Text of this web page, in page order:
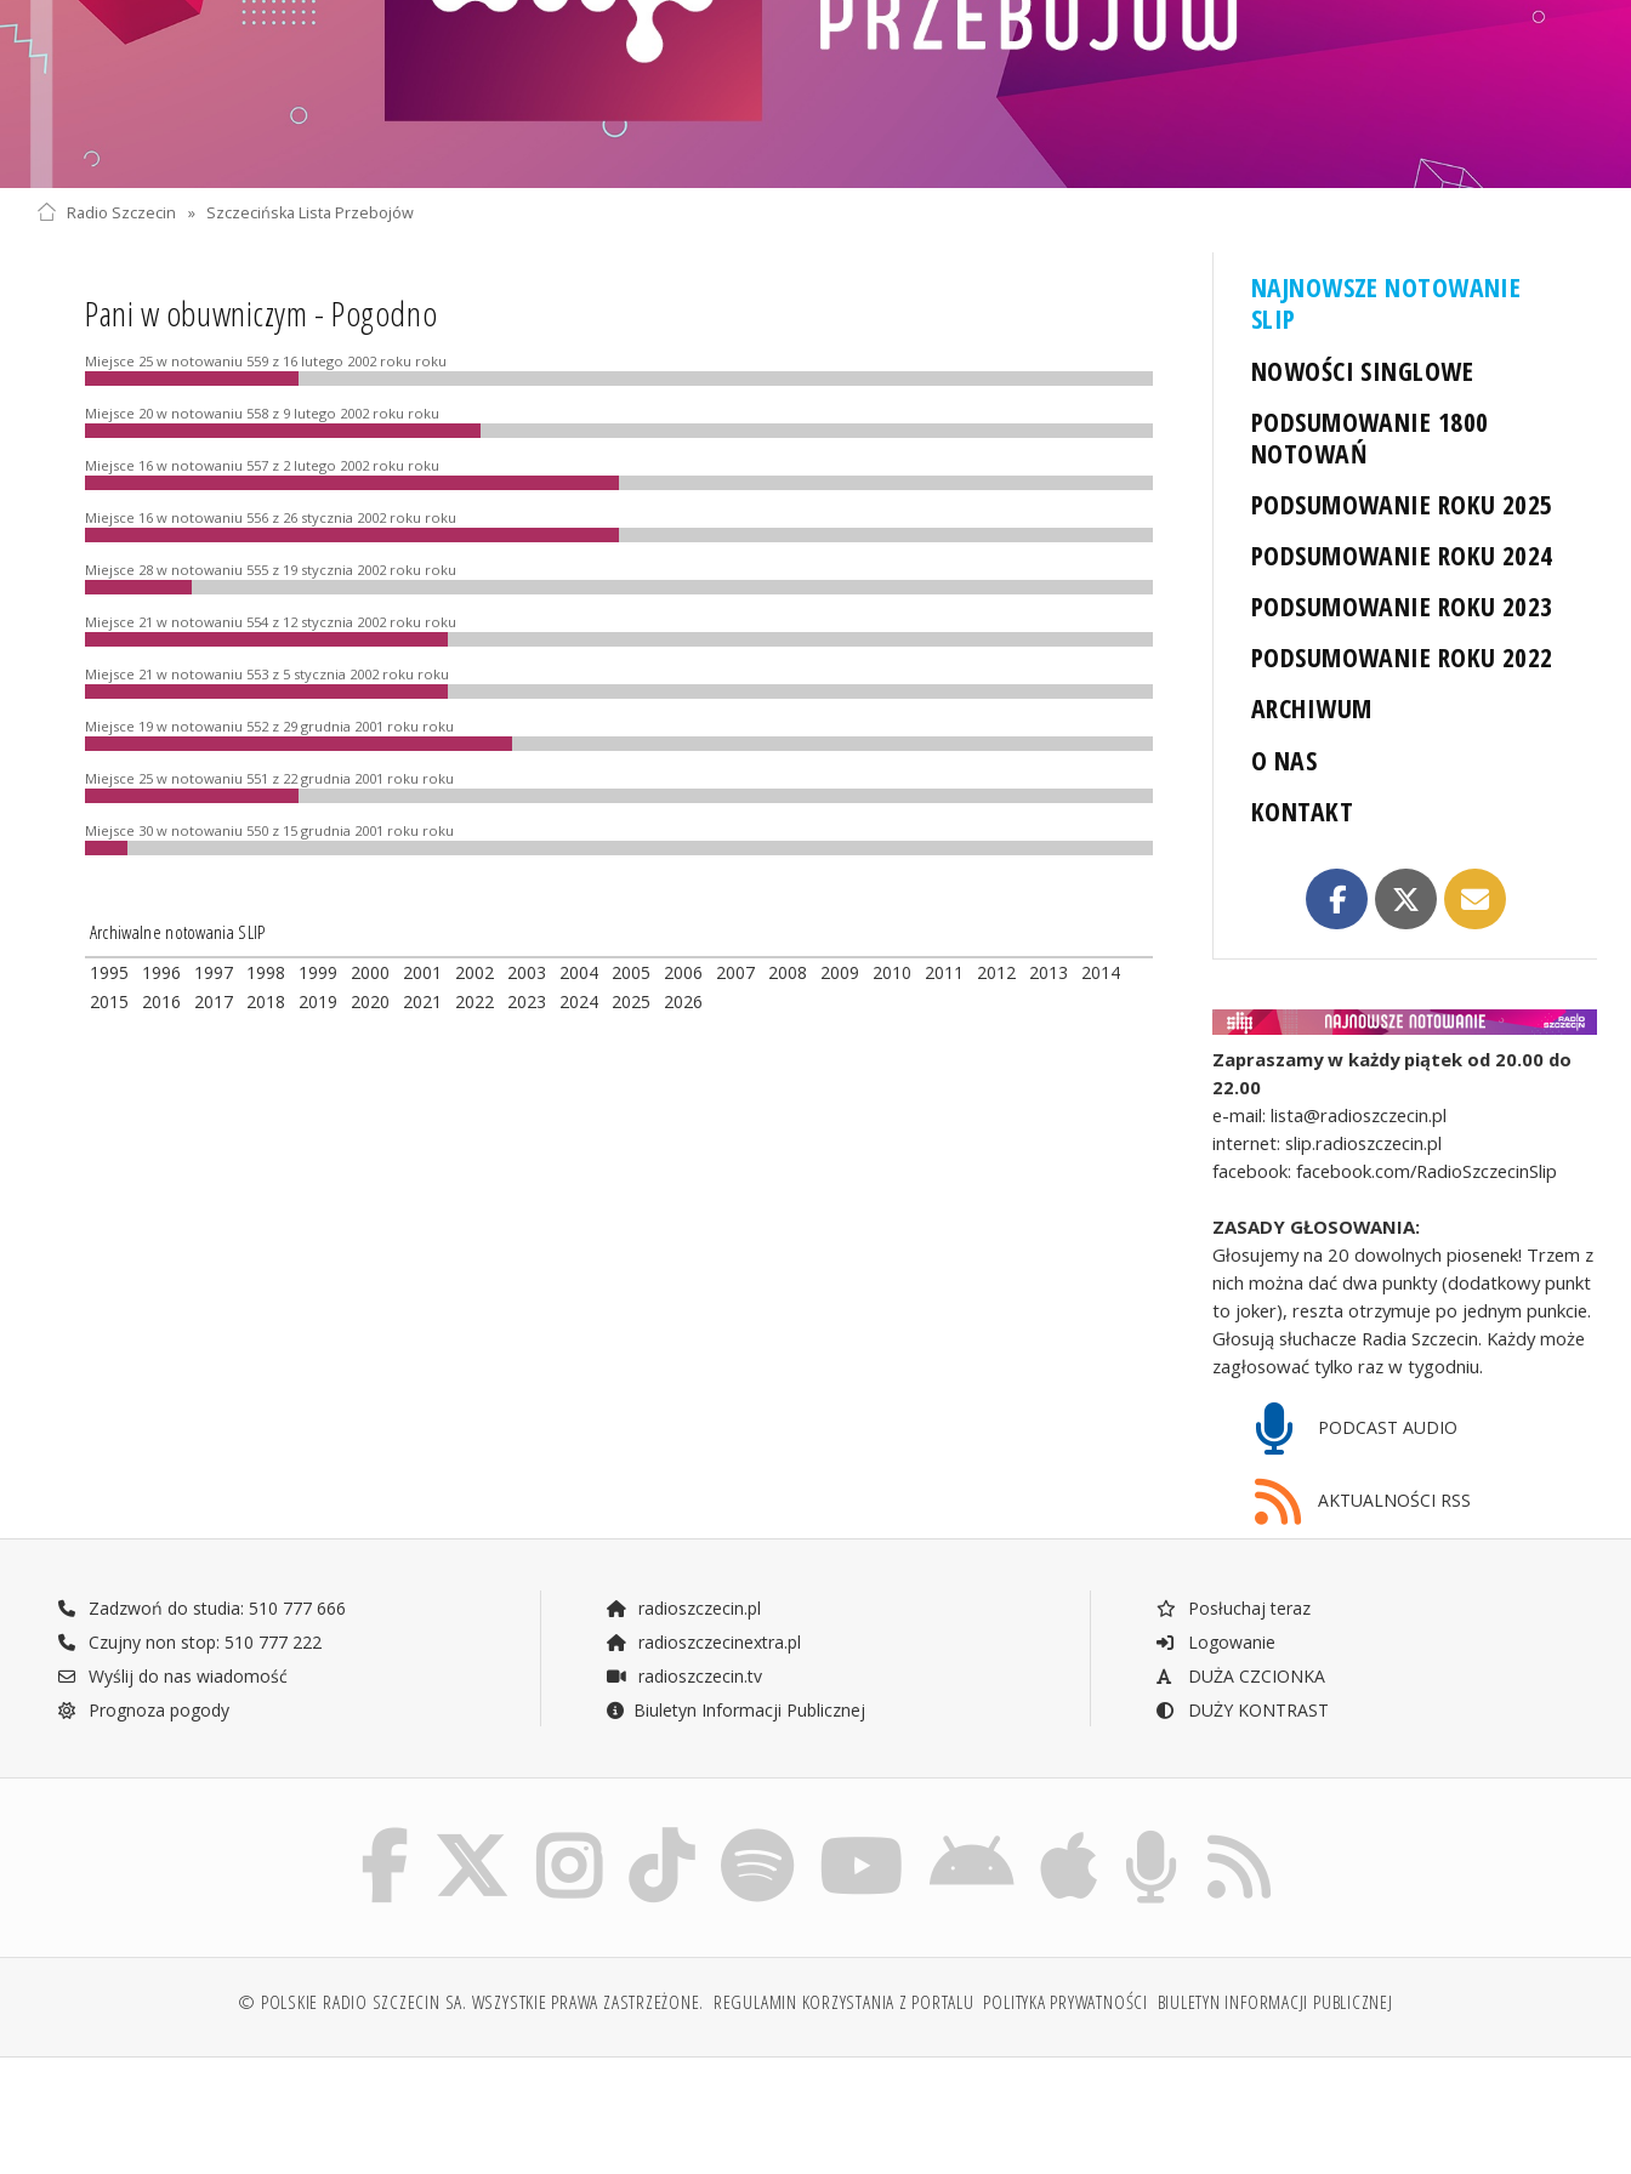
Radio Szczecin » Szczecińska Lista Przebojów
Pani w obuwniczym - Pogodno
Miejsce 25 w notowaniu 559 z 16 lutego 2002 roku roku
Miejsce 20 w notowaniu 558 z 9 lutego 2002 roku roku
Miejsce 16 w notowaniu 557 z 2 lutego 2002 roku roku
Miejsce 16 w notowaniu 556 z 26 stycznia 2002 roku roku
Miejsce 28 w notowaniu 555 z 19 stycznia 2002 roku roku
Miejsce 21 w notowaniu 554 z 12 stycznia 2002 roku roku
Miejsce 21 w notowaniu 553 z 5 stycznia 2002 roku roku
Miejsce 19 w notowaniu 552 z 29 grudnia 2001 roku roku
Miejsce 25 w notowaniu 551 z 22 grudnia 2001 roku roku
Miejsce 30 w notowaniu 550 z 15 grudnia 2001 roku roku
Archiwalne notowania SLIP
1995 1996 1997 1998 1999 2000 2001 2002 2003 2004 2005 2006 2007 2008 2009 2010 2011 2012 2013
2014
2015
2016 2017 2018 2019 2020 2021 2022 2023 2024 2025 2026
NAJNOWSZE NOTOWANIE
SLIP
NOWOŚCI SINGLOWE
PODSUMOWANIE 1800
NOTOWAŃ
PODSUMOWANIE ROKU 2025
PODSUMOWANIE ROKU 2024
PODSUMOWANIE ROKU 2023
PODSUMOWANIE ROKU 2022
ARCHIWUM
O NAS
KONTAKT
Zapraszamy w każdy piątek od 20.00 do
22.00
e-mail: lista@radioszczecin.pl
internet: slip.radioszczecin.pl
facebook: facebook.com/RadioSzczecinSlip
ZASADY GŁOSOWANIA:
Głosujemy na 20 dowolnych piosenek! Trzem z
nich można dać dwa punkty (dodatkowy punkt
to joker), reszta otrzymuje po jednym punkcie.
Głosują słuchacze Radia Szczecin. Każdy może
zagłosować tylko raz w tygodniu.
PODCAST AUDIO
AKTUALNOŚCI RSS
Zadzwoń do studia: 510 777 666
Czujny non stop: 510 777 222
Wyślij do nas wiadomość
Prognoza pogody
radioszczecin.pl
radioszczecinextra.pl
radioszczecin.tv
Biuletyn Informacji Publicznej
Posłuchaj teraz
Logowanie
DUŻA CZCIONKA
DUŻY KONTRAST
© POLSKIE RADIO SZCZECIN SA. WSZYSTKIE PRAWA ZASTRZEŻONE. REGULAMIN KORZYSTANIA Z PORTALU POLITYKA PRYWATNOŚCI BIULETYN INFORMACJI PUBLICZNEJ